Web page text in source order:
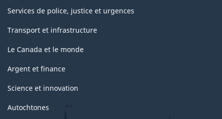
Services de police, justice et urgences
Transport et infrastructure
Le Canada et le monde
Argent et finance
Science et innovation
Autochtones